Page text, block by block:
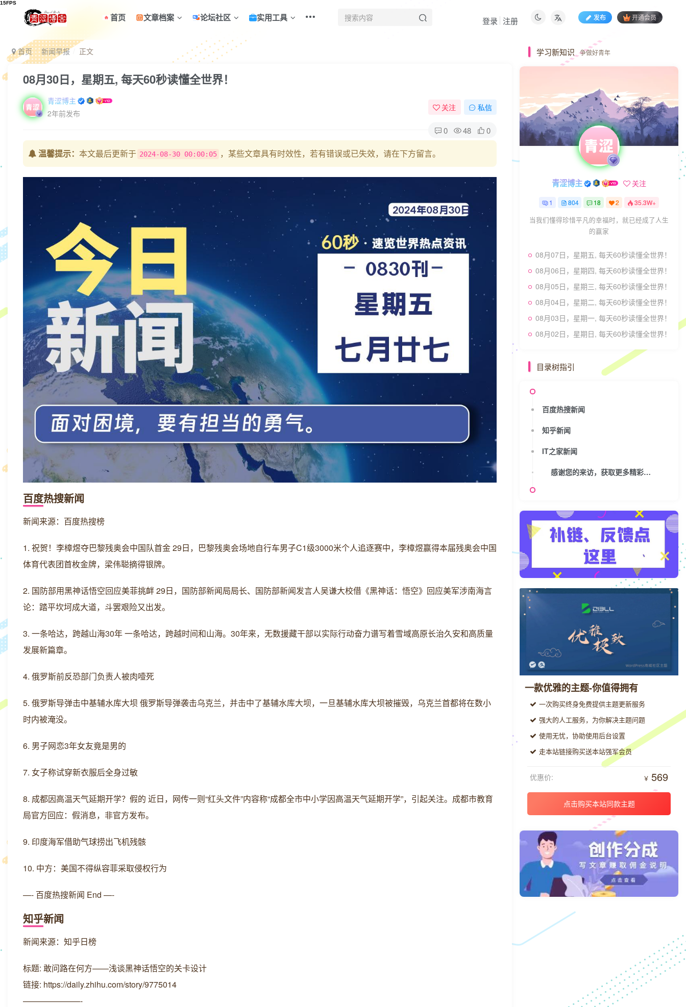
首页 文章档案 论坛社区 实用工具 发布 开通会员
登录 注册
首页 新闻早报 正文
08月30日，星期五, 每天60秒读懂全世界！
青涩博主
2年前发布
关注 私信
0 48 0
温馨提示： 本文最后更新于 2024-08-30 00:00:05 ，某些文章具有时效性，若有错误或已失效，请在下方留言。
百度热搜新闻
新闻来源：百度热搜榜
1. 祝贺！李樟煜夺巴黎残奥会中国队首金 29日，巴黎残奥会场地自行车男子C1级3000米个人追逐赛中，李樟煜赢得本届残奥会中国
体育代表团首枚金牌，梁伟聪摘得银牌。
2. 国防部用黑神话悟空回应美菲挑衅 29日，国防部新闻局局长、国防部新闻发言人吴谦大校借《黑神话：悟空》回应美军涉南海言
论：踏平坎坷成大道，斗罢艰险又出发。
3. 一条哈达，跨越山海30年 一条哈达，跨越时间和山海。30年来，无数援藏干部以实际行动奋力谱写着雪域高原长治久安和高质量
发展新篇章。
4. 俄罗斯前反恐部门负责人被肉噎死
5. 俄罗斯导弹击中基辅水库大坝 俄罗斯导弹袭击乌克兰，并击中了基辅水库大坝，一旦基辅水库大坝被摧毁，乌克兰首都将在数小
时内被淹没。
6. 男子网恋3年女友竟是男的
7. 女子称试穿新衣服后全身过敏
8. 成都因高温天气延期开学？假的 近日，网传一则“红头文件”内容称“成都全市中小学因高温天气延期开学”，引起关注。成都市教育
局官方回应：假消息，非官方发布。
9. 印度海军借助气球捞出飞机残骸
10. 中方：美国不得纵容菲采取侵权行为
—- 百度热搜新闻 End —-
知乎新闻
新闻来源：知乎日榜
标题: 敢问路在何方——浅谈黑神话悟空的关卡设计
链接: https://daily.zhihu.com/story/9775014
———————-
学习新知识 争做好青年
青涩博主 关注
1 804 18 2 35.3W+
当我们懂得珍惜平凡的幸福时，就已经成了人生
的赢家
08月07日，星期五, 每天60秒读懂全世界！
08月06日，星期四, 每天60秒读懂全世界！
08月05日，星期三, 每天60秒读懂全世界！
08月04日，星期二, 每天60秒读懂全世界！
08月03日，星期一, 每天60秒读懂全世界！
08月02日，星期日, 每天60秒读懂全世界！
目录树指引
百度热搜新闻
知乎新闻
IT之家新闻
感谢您的来访，获取更多精彩文章请收藏本站。
一款优雅的主题-你值得拥有
一次购买终身免费提供主题更新服务
强大的人工服务，为你解决主题问题
使用无忧，协助使用后台设置
走本站链接购买送本站强军会员
￥ 569
优惠价:
点击购买本站同款主题